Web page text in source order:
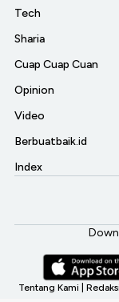
Tech
Sharia
Cuap Cuap Cuan
Opinion
Video
Berbuatbaik.id
Index
Tentang Kami Redaksi